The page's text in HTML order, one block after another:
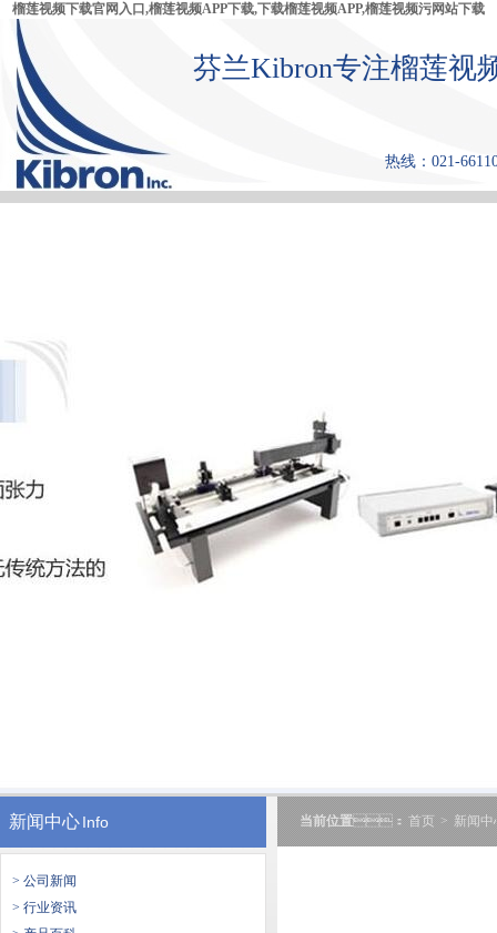
榴莲视频下载官网入口,榴莲视频APP下载,下载榴莲视频APP,榴莲视频污网站下载
芬兰Kibron专注榴莲视
热线：021-
首 页 产品中心 张力仪
新闻中心Info
> 公司新闻
> 行业资讯
当前位置： 首页 > 新闻中